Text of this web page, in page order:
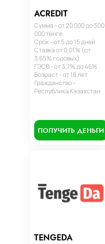
ACREDIT
Сумма - от 20 000 до 300
000 тенге
Срок - от 5 до 15 дней
Ставка от 0,01% (от
3,65% годовых)
ГЭСВ - от 3,7% до 46%
Возраст - от 18 лет
Гражданство -
Республика Казахстан
ПОЛУЧИТЬ ДЕНЬГИ
TENGEDA